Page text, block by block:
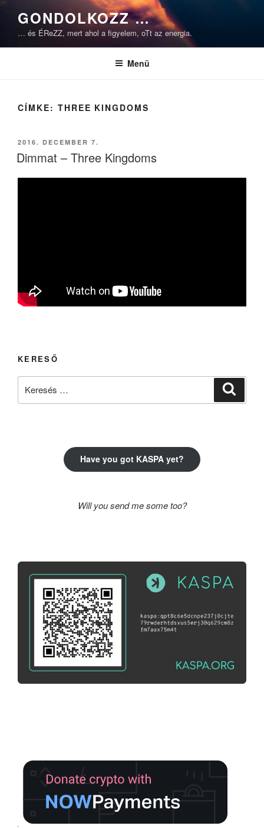
Tartalomhoz
GONDOLKOZZ …
… és ÉReZZ, mert ahol a figyelem, oTt az energia.
Menü
CÍMKE: THREE KINGDOMS
BEKÜLDVE:
2016. DECEMBER 7.
Dimmat – Three Kingdoms
KERESŐ
Have you got KASPA yet?
Will you send me some too?